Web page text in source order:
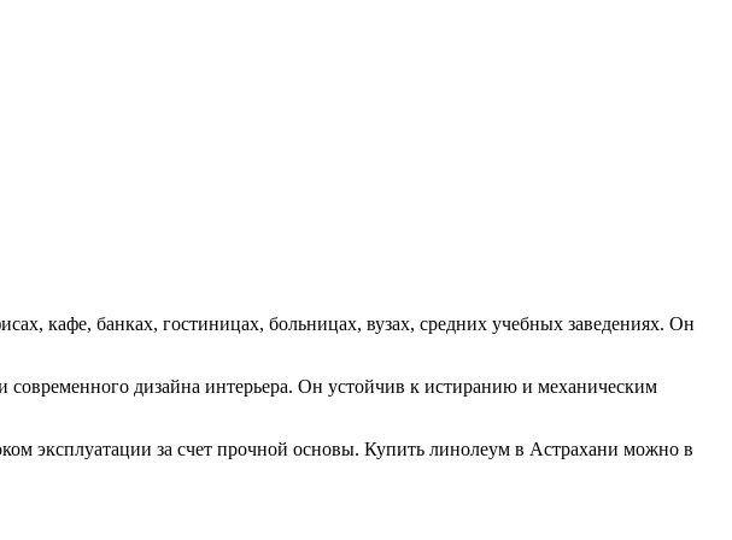
кафе, банках, гостиницах, больницах, вузах, средних учебных заведениях. Он
дизайна интерьера. Он устойчив к истиранию и механическим
эксплуатации за счет прочной основы. Купить линолеум в Астрахани можно в